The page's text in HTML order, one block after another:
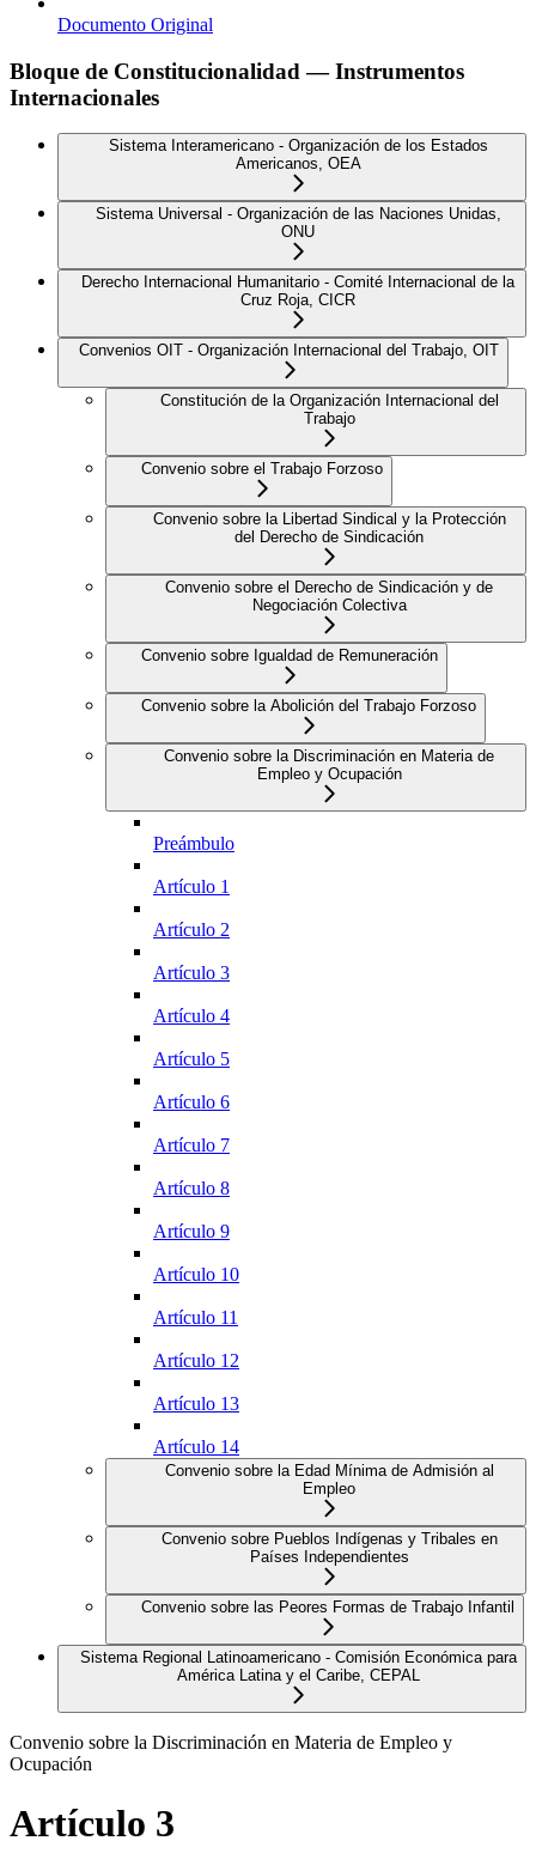
Documento Original
Bloque de Constitucionalidad — Instrumentos
Internacionales
Sistema Interamericano - Organización de los Estados
Americanos, OEA
Sistema Universal - Organización de las Naciones Unidas,
ONU
Derecho Internacional Humanitario - Comité Internacional de la
Cruz Roja, CICR
Convenios OIT - Organización Internacional del Trabajo, OIT
Constitución de la Organización Internacional del
Trabajo
Convenio sobre el Trabajo Forzoso
Convenio sobre la Libertad Sindical y la Protección
del Derecho de Sindicación
Convenio sobre el Derecho de Sindicación y de
Negociación Colectiva
Convenio sobre Igualdad de Remuneración
Convenio sobre la Abolición del Trabajo Forzoso
Convenio sobre la Discriminación en Materia de
Empleo y Ocupación
Preámbulo
Artículo 1
Artículo 2
Artículo 3
Artículo 4
Artículo 5
Artículo 6
Artículo 7
Artículo 8
Artículo 9
Artículo 10
Artículo 11
Artículo 12
Artículo 13
Artículo 14
Convenio sobre la Edad Mínima de Admisión al
Empleo
Convenio sobre Pueblos Indígenas y Tribales en
Países Independientes
Convenio sobre las Peores Formas de Trabajo Infantil
Sistema Regional Latinoamericano - Comisión Económica para
América Latina y el Caribe, CEPAL
Convenio sobre la Discriminación en Materia de Empleo y
Ocupación
Artículo 3